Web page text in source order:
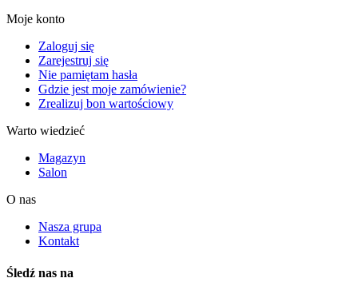
Moje konto
Zaloguj się
Zarejestruj się
Nie pamiętam hasła
Gdzie jest moje zamówienie?
Zrealizuj bon wartościowy
Warto wiedzieć
Magazyn
Salon
O nas
Nasza grupa
Kontakt
Śledź nas na